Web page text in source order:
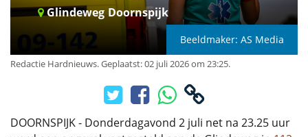
Glindeweg Doornspijk
Beeldmaker: AS Media
Redactie Hardnieuws.Geplaatst: 02 juli 2026 om 23:25.
DOORNSPIJK - Donderdagavond 2 juli net na 23.25 uur